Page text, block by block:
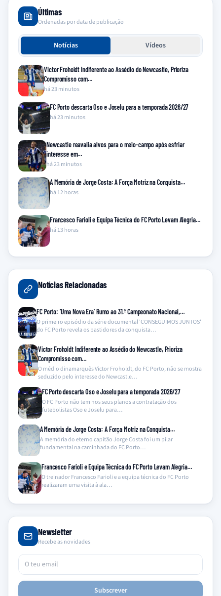
Últimas
Ordenadas por data de publicação
Notícias Vídeos
Victor Froholdt Indiferente ao Assédio do Newcastle, Prioriza
Compromisso com…
há 23 minutos
FC Porto descarta Oso e Joselu para a temporada 2026/27
há 23 minutos
Newcastle reavalia alvos para o meio-campo após esfriar
interesse em…
há 23 minutos
A Memória de Jorge Costa: A Força Motriz na Conquista…
há 12 horas
Francesco Farioli e Equipa Técnica do FC Porto Levam Alegria…
há 13 horas
Notícias Relacionadas
FC Porto: ‘Uma Nova Era’ Rumo ao 31.º Campeonato Nacional,…
O primeiro episódio da série documental 'CONSEGUIMOS JUNTOS'
do FC Porto revela os bastidores da conquista…
Victor Froholdt Indiferente ao Assédio do Newcastle, Prioriza
Compromisso com…
O médio dinamarquês Victor Froholdt, do FC Porto, não se mostra
seduzido pelo interesse do Newcastle…
FC Porto descarta Oso e Joselu para a temporada 2026/27
O FC Porto não tem nos seus planos a contratação dos
futebolistas Oso e Joselu para…
A Memória de Jorge Costa: A Força Motriz na Conquista…
A memória do eterno capitão Jorge Costa foi um pilar
fundamental na caminhada do FC Porto…
Francesco Farioli e Equipa Técnica do FC Porto Levam Alegria…
O treinador Francesco Farioli e a equipa técnica do FC Porto
realizaram uma visita à ala…
Newsletter
Recebe as novidades
Subscrever